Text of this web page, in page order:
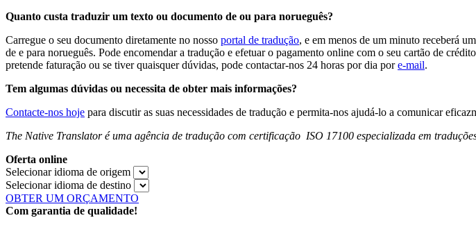
Quanto custa traduzir um texto ou documento de ou para norueguês?
Carregue o seu documento diretamente no nosso portal de tradução, e em menos de um minuto receberá
de e para norueguês. Pode encomendar a tradução e efetuar o pagamento online com o seu cartão de
pretende faturação ou se tiver quaisquer dúvidas, pode contactar-nos 24 horas por dia pore-mail.
Tem algumas dúvidas ou necessita de obter mais informações?
Contacte-nos hoje para discutir as suas necessidades de tradução e permita-nos ajudá-lo a comunicar
The Native Translator é uma agência de tradução com certificação ISO 17100 especializada em
Oferta online
Selecionar idioma de origem
Selecionar idioma de destino
OBTER UM ORÇAMENTO
Com garantia de qualidade!